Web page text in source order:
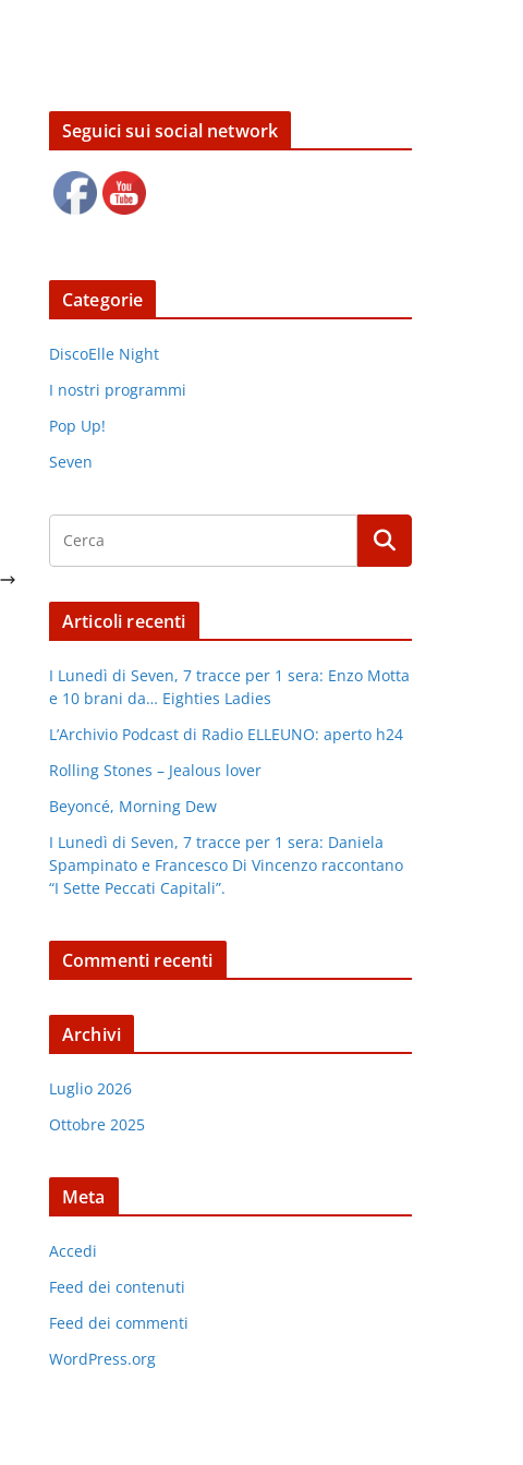
Seguici sui social network
Categorie
DiscoElle Night
I nostri programmi
Pop Up!
Seven
Articoli recenti
I Lunedì di Seven, 7 tracce per 1 sera: Enzo Motta
e 10 brani da… Eighties Ladies
L’Archivio Podcast di Radio ELLEUNO: aperto h24
Rolling Stones – Jealous lover
Beyoncé, Morning Dew
I Lunedì di Seven, 7 tracce per 1 sera: Daniela
Spampinato e Francesco Di Vincenzo raccontano
“I Sette Peccati Capitali”.
Commenti recenti
Archivi
Luglio 2026
Ottobre 2025
Meta
Accedi
Feed dei contenuti
Feed dei commenti
WordPress.org